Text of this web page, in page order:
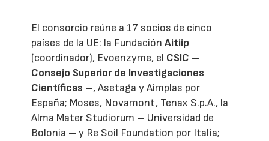
El consorcio reúne a 17 socios de cinco
países de la UE: la FundaciónAitiip
(coordinador), Evoenzyme, el CSIC –
Consejo Superior de Investigaciones
Científicas –, Asetaga y Aimplas por
España; Moses, Novamont, Tenax S.p.A., la
Alma Mater Studiorum – Universidad de
Bolonia – y Re Soil Foundation por Italia;